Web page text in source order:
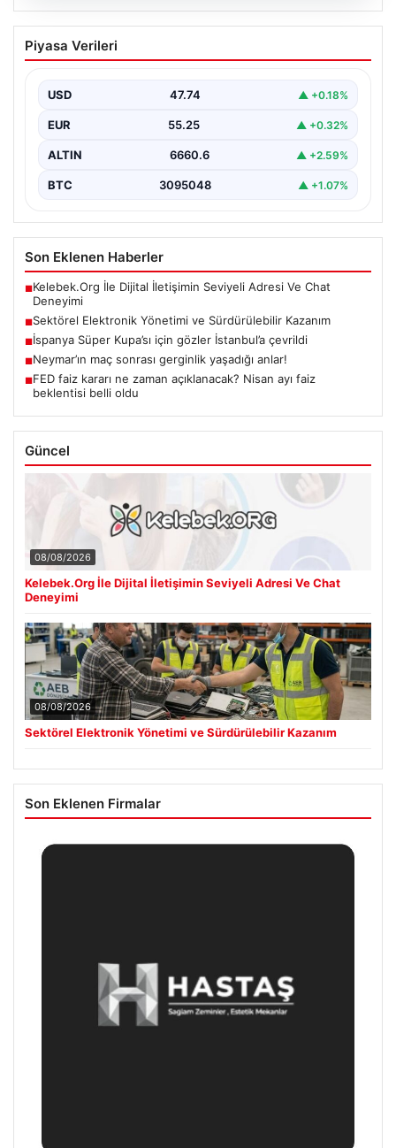
08.08.2026
Sektörel Elektronik Yönetimi ve
Sürdürülebilir Kazanım
sürekli zamanda değiştirmektedir. Bu modernizasyon
süreçlerinde kenara…
Piyasa Verileri
USD 47.74 ▲ +0.18%
EUR 55.25 ▲ +0.32%
ALTIN 6660.6 ▲ +2.59%
BTC 3095048 ▲ +1.07%
Son Eklenen Haberler
■Kelebek.Org İle Dijital İletişimin Seviyeli Adresi Ve Chat
Deneyimi
■Sektörel Elektronik Yönetimi ve Sürdürülebilir Kazanım
■İspanya Süper Kupa’sı için gözler İstanbul’a çevrildi
■Neymar’ın maç sonrası gerginlik yaşadığı anlar!
■FED faiz kararı ne zaman açıklanacak? Nisan ayı faiz
beklentisi belli oldu
Güncel
08/08/2026
Kelebek.Org İle Dijital İletişimin Seviyeli Adresi Ve Chat
Deneyimi
08/08/2026
Sektörel Elektronik Yönetimi ve Sürdürülebilir Kazanım
Son Eklenen Firmalar